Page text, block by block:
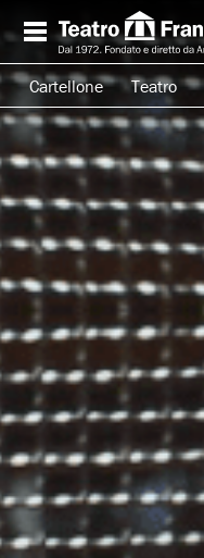
Cartellone Teatro